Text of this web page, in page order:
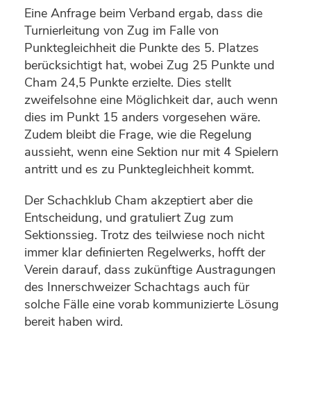
Eine Anfrage beim Verband ergab, dass die
Turnierleitung von Zug im Falle von
Punktegleichheit die Punkte des 5. Platzes
berücksichtigt hat, wobei Zug 25 Punkte und
Cham 24,5 Punkte erzielte. Dies stellt
zweifelsohne eine Möglichkeit dar, auch wenn
dies im Punkt 15 anders vorgesehen wäre.
Zudem bleibt die Frage, wie die Regelung
aussieht, wenn eine Sektion nur mit 4 Spielern
antritt und es zu Punktegleichheit kommt.
Der Schachklub Cham akzeptiert aber die
Entscheidung, und gratuliert Zug zum
Sektionssieg. Trotz des teilwiese noch nicht
immer klar definierten Regelwerks, hofft der
Verein darauf, dass zukünftige Austragungen
des Innerschweizer Schachtags auch für
solche Fälle eine vorab kommunizierte Lösung
bereit haben wird.